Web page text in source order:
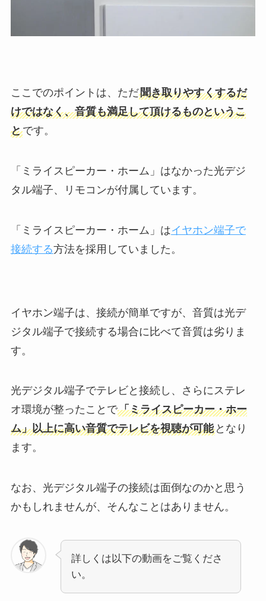
ここでのポイントは、ただ聞き取りやすくするだ
けではなく、音質も満足して頂けるものというこ
とです。
「ミライスピーカー・ホーム」はなかった光デジ
タル端子、リモコンが付属しています。
「ミライスピーカー・ホーム」はイヤホン端子で
接続する方法を採用していました。
イヤホン端子は、接続が簡単ですが、音質は光デ
ジタル端子で接続する場合に比べて音質は劣りま
す。
光デジタル端子でテレビと接続し、さらにステレ
オ環境が整ったことで「ミライスピーカー・ホー
ム」以上に高い音質でテレビを視聴が可能となり
ます。
なお、光デジタル端子の接続は面倒なのかと思う
かもしれませんが、そんなことはありません。
詳しくは以下の動画をご覧くださ
い。